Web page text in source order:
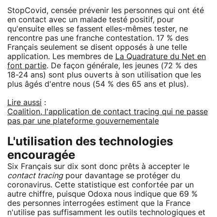
StopCovid, censée prévenir les personnes qui ont été
en contact avec un malade testé positif, pour
qu'ensuite elles se fassent elles-mêmes tester, ne
rencontre pas une franche contestation. 17 % des
Français seulement se disent opposés à une telle
application. Les membres de La Quadrature du Net en
font partie. De façon générale, les jeunes (72 % des
18-24 ans) sont plus ouverts à son utilisation que les
plus âgés d'entre nous (54 % des 65 ans et plus).
Lire aussi :
Coalition, l'application de contact tracing qui ne passe
pas par une plateforme gouvernementale
L'utilisation des technologies
encouragée
Six Français sur dix sont donc prêts à accepter le
contact tracingpour davantage se protéger du
coronavirus. Cette statistique est confortée par un
autre chiffre, puisque Odoxa nous indique que 69 %
des personnes interrogées estiment que la France
n'utilise pas suffisamment les outils technologiques et